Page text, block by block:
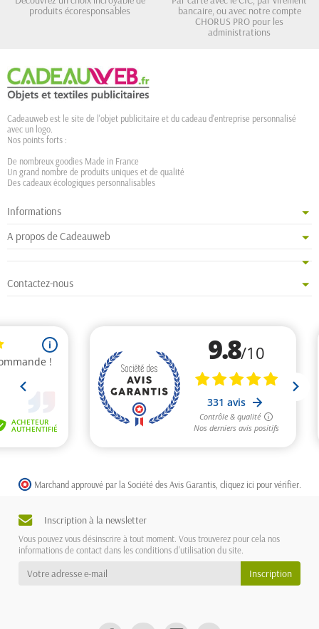
produits écoresponsables
bancaire, ou avec notre compte
CHORUS PRO pour les
administrations
Cadeauweb est le site de l'objet publicitaire et du cadeau d'entreprise personnalisé
avec un logo.
Nos points forts :
De nombreux goodies Made in France
Un grand nombre de produits uniques et de qualité
Des cadeaux écologiques personnalisables
Informations
A propos de Cadeauweb
Contactez-nous
Marchand approuvé par la Société des Avis Garantis, cliquez ici pour vérifier
Inscription à la newsletter
Vous pouvez vous désinscrire à tout moment. Vous trouverez pour cela nos
informations de contact dans les conditions d'utilisation du site.